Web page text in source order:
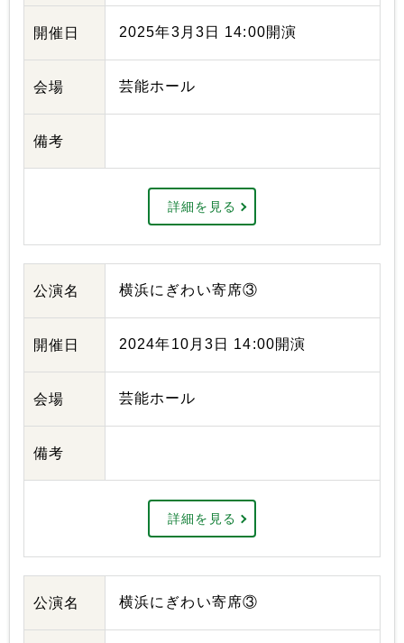
開催日 2025年3月3日 14:00開演
会場 芸能ホール
備考
詳細を見る
公演名 横浜にぎわい寄席③
開催日 2024年10月3日 14:00開演
会場 芸能ホール
備考
詳細を見る
公演名 横浜にぎわい寄席③